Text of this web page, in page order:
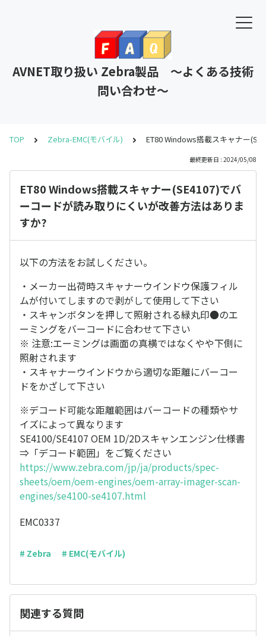
AVNET取り扱い Zebra製品 ～よくある技術
問い合わせ～
TOP Zebra-EMC(モバイル) ET80 Windows搭載スキャナー
最終更新日 : 2024/05/08
ET80 Windows搭載スキャナー(SE4107)でバ
ーコードが読み取りにくいが改善方法はありま
すか?
以下の方法をお試しください。
・メーカー出荷時スキャナーウインドウ保護フィル
ムが付いてしますので剥がして使用して下さい
・スキャンボタンを押して照射される緑丸印●のエ
ーミングをバーコードに合わせて下さい
※ 注意:エーミングは画面の真横ではなくやや下側に
照射されます
・スキャナーウインドウから適切な距離にバーコー
ドをかざして下さい
※デコード可能な距離範囲はバーコードの種類やサ
イズによって異なります
SE4100/SE4107 OEM 1D/2Dスキャンエンジン仕様書
⇒「デコード範囲」をご覧ください
https://www.zebra.com/jp/ja/products/spec-
sheets/oem/oem-engines/oem-array-imager-scan-
engines/se4100-se4107.html
EMC0337
# Zebra # EMC(モバイル)
関連する質問